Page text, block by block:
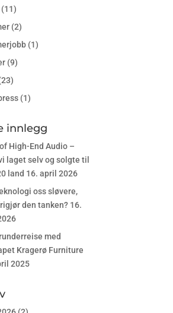
(11)
(2)
(1)
(9)
(1)
innlegg
High-End Audio –
laget selv og solgte til
land 16. april 2026
oss sløvere,
den tanken? 16.
med
Kragerø Furniture
2025